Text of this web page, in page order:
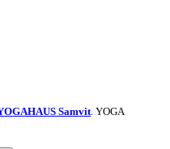
Samvit. YOGA